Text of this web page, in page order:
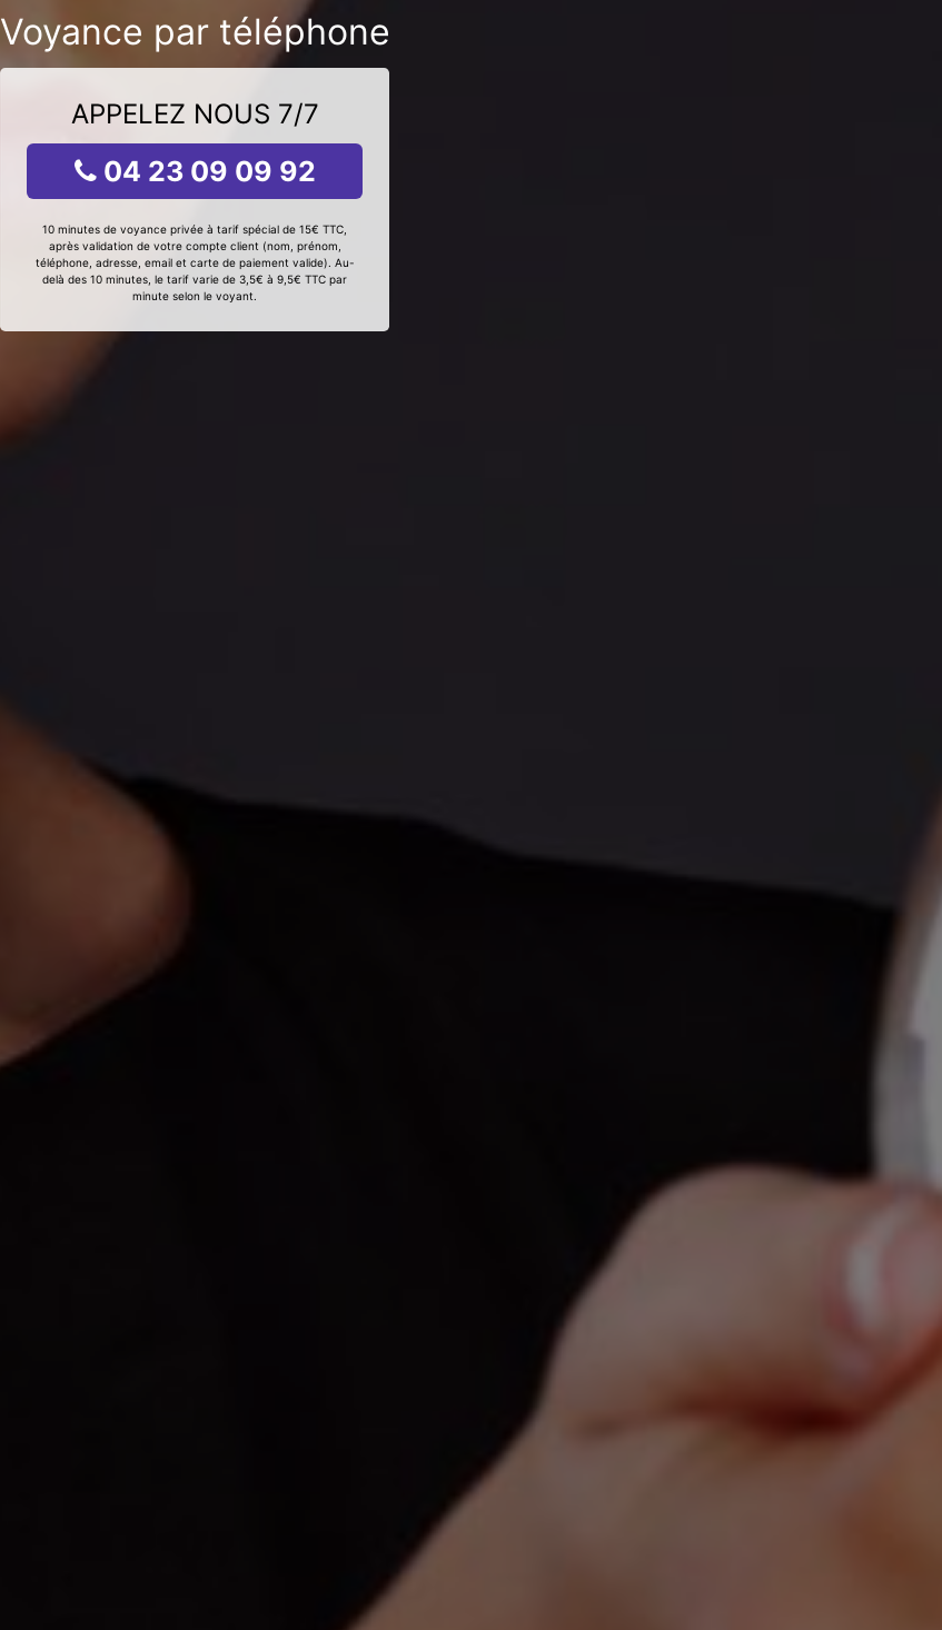
Voyance par téléphone
APPELEZ NOUS 7/7
04 23 09 09 92
10 minutes de voyance privée à tarif spécial de 15€ TTC,
après validation de votre compte client (nom, prénom,
téléphone, adresse, email et carte de paiement valide). Au-
delà des 10 minutes, le tarif varie de 3,5€ à 9,5€ TTC par
minute selon le voyant.